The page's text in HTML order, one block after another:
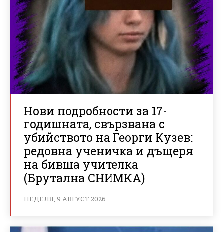
Нови подробности за 17-
годишната, свързвана с
убийството на Георги Кузев:
редовна ученичка и дъщеря
на бивша учителка
(Брутална СНИМКА)
НЕДЕЛЯ, 9 АВГУСТ 2026